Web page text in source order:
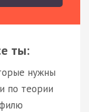
ты:
нужны
по теории